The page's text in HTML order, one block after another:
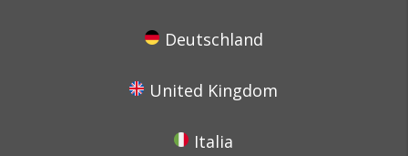
Deutschland
United Kingdom
Italia